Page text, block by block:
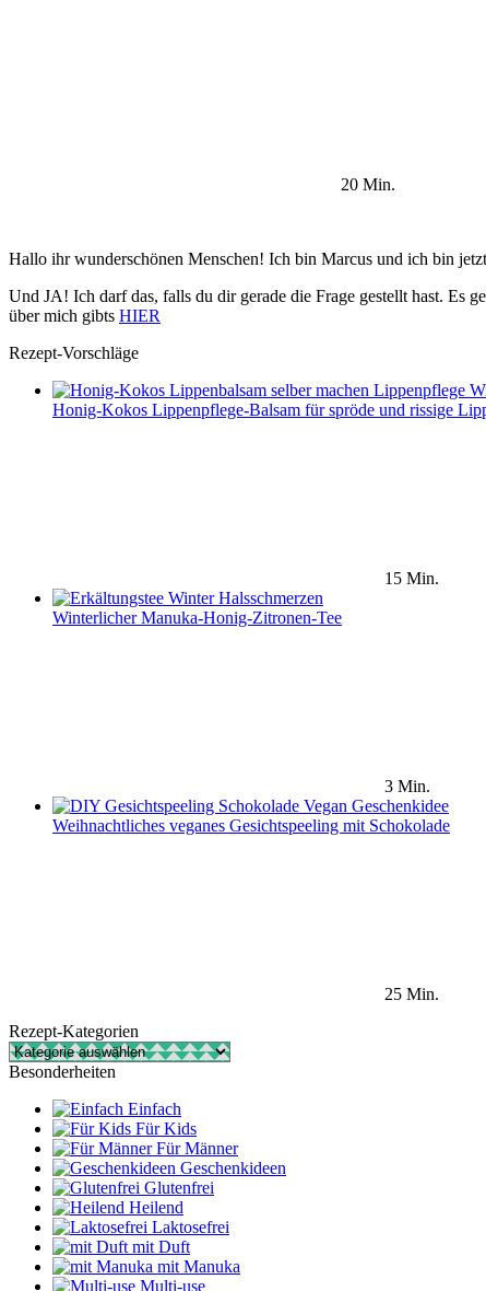
20 Min.
Hallo ihr wunderschönen Menschen! Ich bin Marcus und ich bin
Und JA! Ich darf das, falls du dir gerade die Frage gestellt hast. Es
über mich gibts HIER
Rezept-Vorschläge
Honig-Kokos Lippenpflege-Balsam für spröde und rissige
15 Min.
Winterlicher Manuka-Honig-Zitronen-Tee
3 Min.
Weihnachtliches veganes Gesichtspeeling mit Schokolade
25 Min.
Rezept-Kategorien
Rezept-
Kategorien
Besonderheiten
Einfach
Für Kids
Für Männer
Geschenkideen
Glutenfrei
Heilend
Laktosefrei
mit Duft
mit Manuka
Multi-use